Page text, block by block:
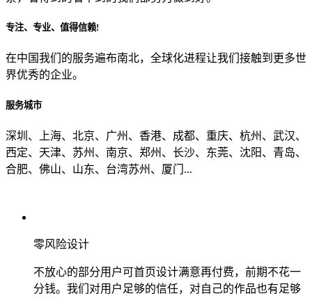
专注、专业、值得信赖!
在中国我们的服务遍布南北，全球化进程让我们接触到更多世
界优秀的企业。
服务城市
深圳、上海、北京、广州、香港、成都、重庆、杭州、武汉、
西定、天津、苏州、南京、郑州、长沙、东莞、沈阳、青岛、
合肥、佛山、山东、台湾苏州、厦门...
零风险设计
不放心的部分用户可首页设计满意再付费，前期不花一
分钱。我们对用户足够的信任，对自己的作品也有足够